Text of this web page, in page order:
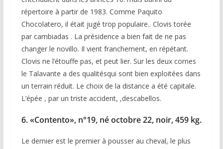
répertoire à partir de 1983. Comme Paquito
Chocolatero, il était jugé trop populaire.. Clovis torée
par cambiadas . La présidence a bien fait de ne pas
changer le novillo. Il vient franchement, en répétant.
Clovis ne l’étouffe pas, et peut lier. Sur les deux cornes
le Talavante a des qualitésqui sont bien exploitées dans
un terrain réduit. Le choix de la distance a été capitale.
L’épée , par un triste accident, ,descabellos.
6. «Contento», n°19, né octobre 22, noir, 459 kg.
Le dernier est le premier à pousser au cheval, le plus